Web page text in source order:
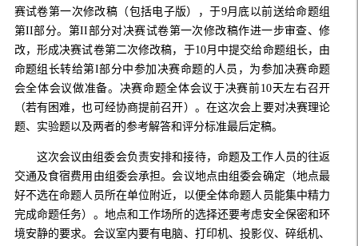
赛试卷第一次修改稿（包括电子版），于9月底以前送给命题组
第II部分。第II部分对决赛试卷第一次修改稿作进一步审查、修
改，形成决赛试卷第二次修改稿，于10月中提交给命题组长，由
命题组长转给第I部分中参加决赛命题的人员，为参加决赛命题
会全体会议做准备。决赛命题全体会议于决赛前10天左右召开
（若有困难，也可经协商提前召开）。在这次会上要对决赛理论
题、实验题以及两者的参考解答和评分标准最后定稿。
这次会议由组委会负责安排和接待，命题及工作人员的往返
交通及食宿费用由组委会承担。会议地点由组委会确定（地点最
好不选在命题人员所在单位附近，以便全体命题人员能集中精力
完成命题任务）。地点和工作场所的选择还要考虑安全保密和环
境安静的要求。会议室内要有电脑、打印机、投影仪、碎纸机、